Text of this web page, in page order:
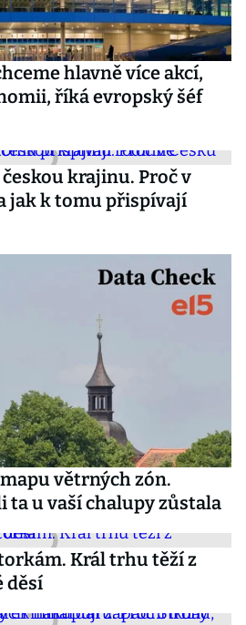
hlavně více akcí,
říká evropský šéf
krajinu. Proč v
jak k tomu přispívají
větrných zón.
ta u vaší chalupy zůstala
Král trhu těží z
děsí